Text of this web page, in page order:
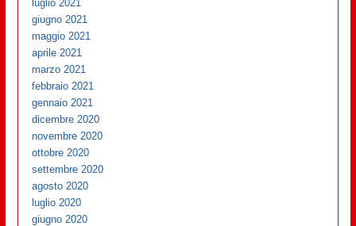
luglio 2021
giugno 2021
maggio 2021
aprile 2021
marzo 2021
febbraio 2021
gennaio 2021
dicembre 2020
novembre 2020
ottobre 2020
settembre 2020
agosto 2020
luglio 2020
giugno 2020